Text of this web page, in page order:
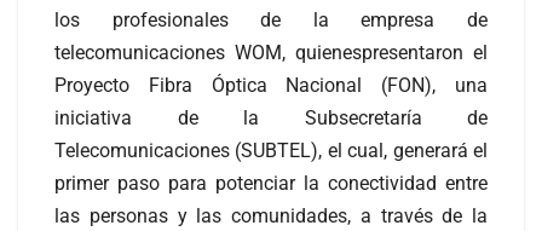
los profesionales de la empresa de
telecomunicaciones WOM, quienespresentaron el
Proyecto Fibra Óptica Nacional (FON), una
iniciativa de la Subsecretaría de
Telecomunicaciones (SUBTEL), el cual, generará el
primer paso para potenciar la conectividad entre
las personas y las comunidades, a través de la